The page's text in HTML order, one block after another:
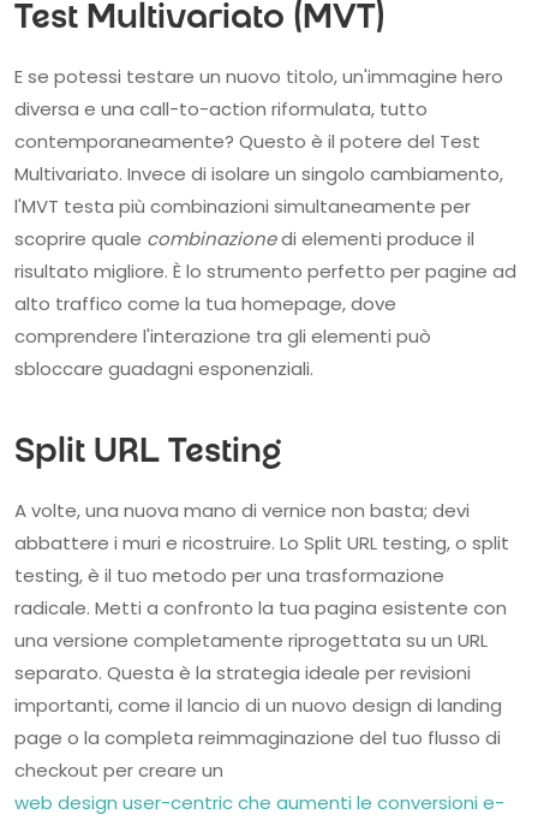
Test Multivariato (MVT)
E se potessi testare un nuovo titolo, un'immagine hero
diversa e una call-to-action riformulata, tutto
contemporaneamente? Questo è il potere del Test
Multivariato. Invece di isolare un singolo cambiamento,
l'MVT testa più combinazioni simultaneamente per
scoprire quale combinazionedi elementi produce il
risultato migliore. È lo strumento perfetto per pagine ad
alto traffico come la tua homepage, dove
comprendere l'interazione tra gli elementi può
sbloccare guadagni esponenziali.
Split URL Testing
A volte, una nuova mano di vernice non basta; devi
abbattere i muri e ricostruire. Lo Split URL testing, o split
testing, è il tuo metodo per una trasformazione
radicale. Metti a confronto la tua pagina esistente con
una versione completamente riprogettata su un URL
separato. Questa è la strategia ideale per revisioni
importanti, come il lancio di un nuovo design di landing
page o la completa reimmaginazione del tuo flusso di
checkout per creare un
web design user-centric che aumenti le conversioni e-